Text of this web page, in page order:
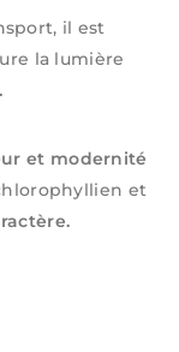
il est
la lumière
et modernité
et